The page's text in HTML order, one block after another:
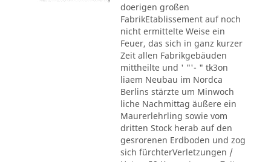
doerigen großen
FabrikEtablissement auf noch
nicht ermittelte Weise ein
Feuer, das sich in ganz kurzer
Zeit allen Fabrikgebäuden
mittheilte und ' "'- " tk3on
liaem Neubau im Nordca
Berlins stärzte um Minwoch
liche Nachmittag äußere ein
Maurerlehrling sowie vom
dritten Stock herab auf den
gesrorenen Erdboden und zog
sich fürchterVerletzungen /